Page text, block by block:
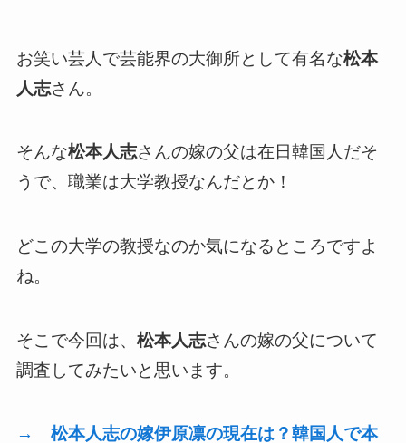
お笑い芸人で芸能界の大御所として有名な松本
人志さん。
そんな松本人志さんの嫁の父は在日韓国人だそ
うで、職業は大学教授なんだとか！
どこの大学の教授なのか気になるところですよ
ね。
そこで今回は、 松本人志さんの嫁の父について
調査してみたいと思います。
→ 松本人志の嫁伊原凛の現在は？韓国人で本